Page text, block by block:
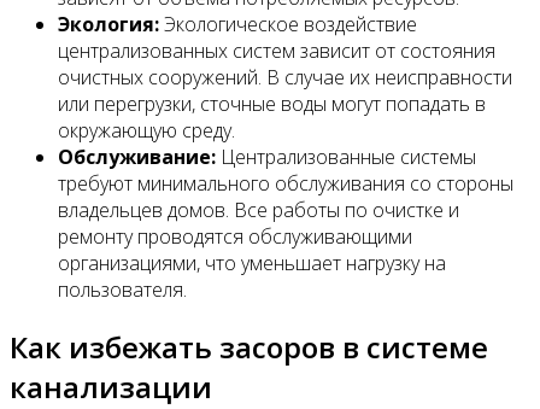
Экология:Экологическое воздействие
централизованных систем зависит от состояния
очистных сооружений. В случае их неисправности
или перегрузки, сточные воды могут попадать в
окружающую среду.
Обслуживание: Централизованные системы
требуют минимального обслуживания со стороны
владельцев домов. Все работы по очистке и
ремонту проводятся обслуживающими
организациями, что уменьшает нагрузку на
пользователя.
Как избежать засоров в системе
канализации